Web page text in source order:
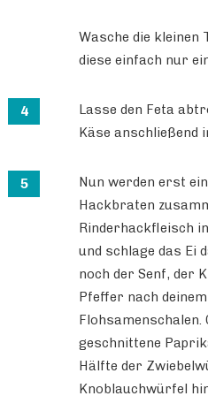
Wasche die kleinen
diese einfach nur
Lasse den Feta
Käse anschließend
Nun werden erst
Hackbraten
Rinderhackfleisch
und schlage das Ei
noch der Senf, der
Pfeffer nach
Flohsamenschalen.
geschnittene
Hälfte der
Knoblauchwürfel